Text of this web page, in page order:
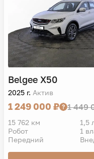
Belgee X50
2025 г. Актив
1 249 000 ₽ 1 449
15 762 км 1,5
Робот
1
Передний